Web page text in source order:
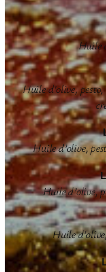
Huile
Huile d’olive,
Huile d’olive,
Huile d’olive,
Huile